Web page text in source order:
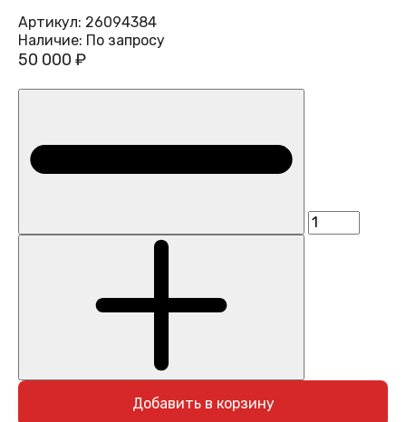
Артикул: 26094384
Наличие: По запросу
50 000 ₽
Добавить в корзину